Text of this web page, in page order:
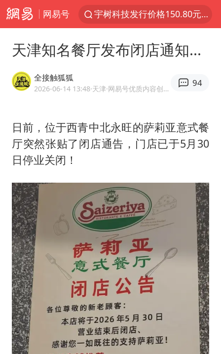
网易号
宇树科技发行价格150.80元/股
吉林一“温度计大楼”读数爆表
扎哈罗娃批广岛市长不提美国原子弹
27岁女子成组织卖淫集团主犯被通缉
U17国足1分钟轰2球
女子利用漏洞0元薅走3000多件家电
80后女柜员逆袭成4200亿银行副行长
24小时不关空调 电费会更低吗
东方甄选被判赔偿江小白30万元
村民谈“梅姨”：叫的其实是“媒姨”
奋进开新局 实干挑大梁
天津知名餐厅发布闭店通知...
全接触狐狐
2026-06-14 13:48·天津 ·网易号优质内容创作者
94
日前，位于西青中北永旺的萨莉亚意式餐
厅突然张贴了闭店通告，门店已于5月30
日停业关闭！